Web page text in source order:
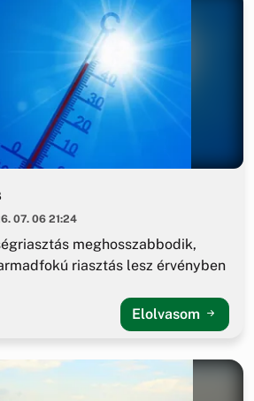
07. 06 21:24
meghosszabbodik,
riasztás lesz érvényben
Elolvasom